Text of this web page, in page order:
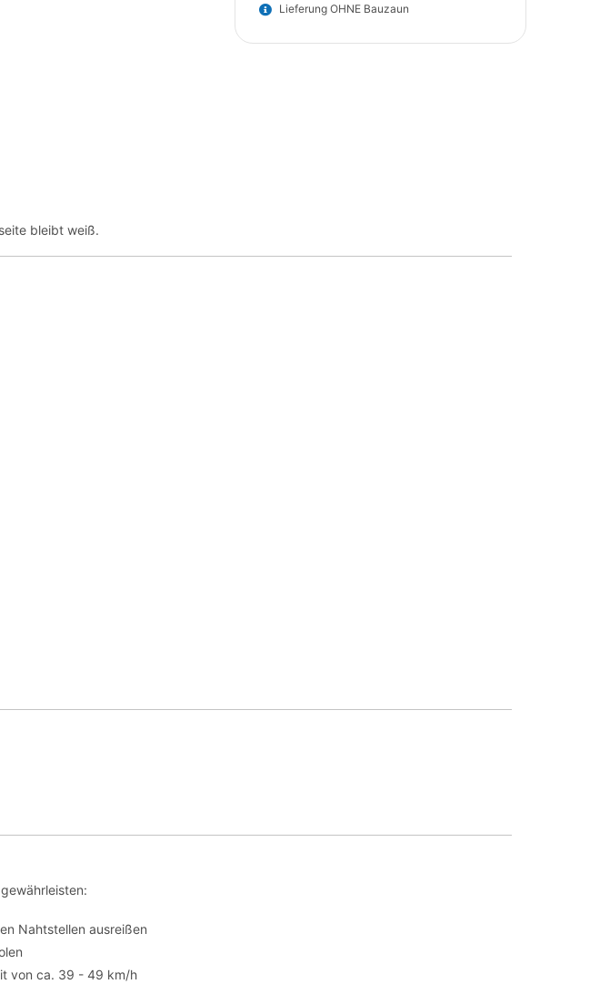
Lieferung OHNE Bauzaun
bleibt weiß.
Nahtstellen ausreißen
von ca. 39 - 49 km/h